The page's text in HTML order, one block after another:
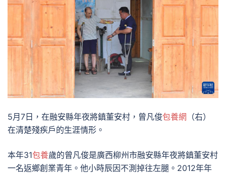
5月7日，在融安縣年夜將鎮董安村，曾凡俊包養網 （右）
在清楚殘疾戶的生涯情形。
本年31包養歲的曾凡俊是廣西柳州市融安縣年夜將鎮董安村
一名返鄉創業青年。他小時辰因不測掉往左腿。2012年年